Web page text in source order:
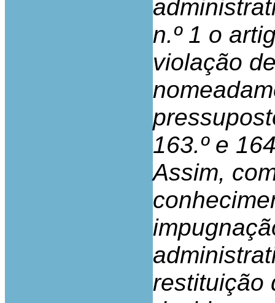
n.º 1 o
violação
163.º e
Assim,
restituição